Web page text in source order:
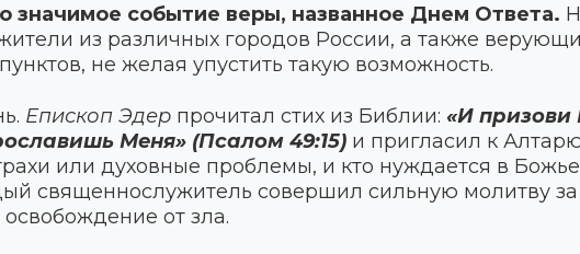
значимое событие веры, названное Днем Ответа.
из различных городов России, а также
не желая упустить такую возможность.
Епископ Эдерпрочитал стих из Библии: «И призови
Меня» (Псалом 49:15) и пригласил к
или духовные проблемы, и кто нуждается в
священнослужитель совершил сильную молитву за
освобождение от зла.